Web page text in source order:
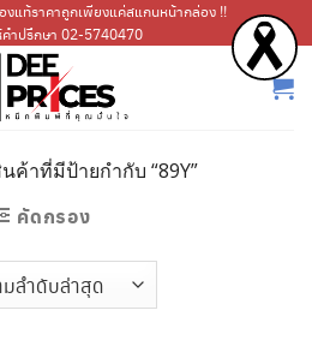
งแท้ราคาถูกเพียงแค่สแกนหน้ากล่อง !!
คำปรึกษา 02-5740470
ค้าที่มีป้ายกำกับ “89Y”
คัดกรอง